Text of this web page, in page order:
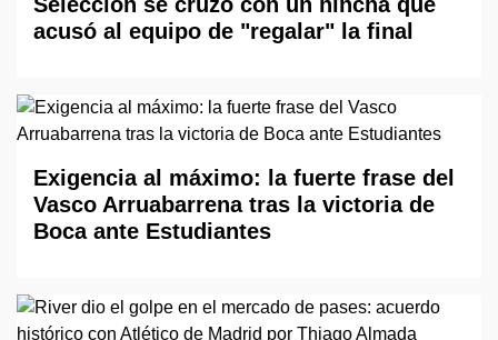
acusó al equipo de "regalar" la final
Exigencia al máximo: la fuerte frase del
Vasco Arruabarrena tras la victoria de
Boca ante Estudiantes